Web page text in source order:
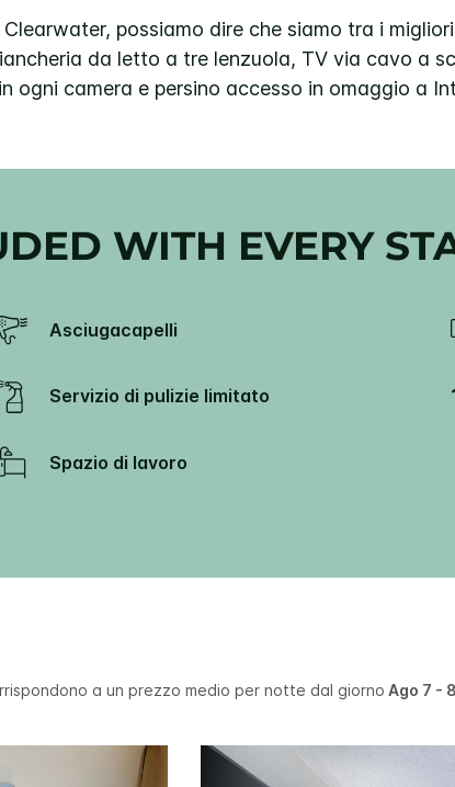
possiamo dire che siamo tra i
da letto a tre lenzuola, TV via cavo a
ogni camera e persino accesso in omaggio a
WITH EVERY
Asciugacapelli
Servizio di pulizie limitato
Spazio di lavoro
a un prezzo medio per notte dal giorno Ago 7 -